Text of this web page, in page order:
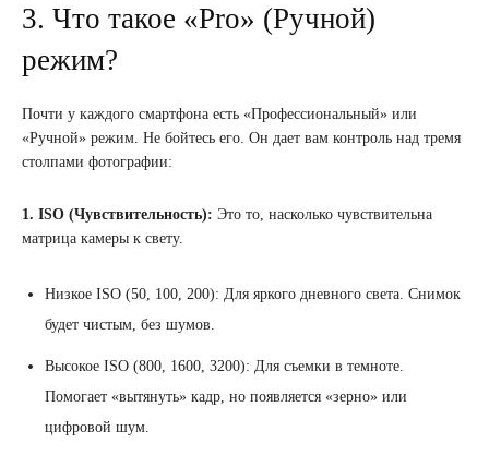
3. Что такое «Pro» (Ручной)
режим?
Почти у каждого смартфона есть «Профессиональный» или
«Ручной» режим. Не бойтесь его. Он дает вам контроль над тремя
столпами фотографии:
1. ISO (Чувствительность): Это то, насколько чувствительна
матрица камеры к свету.
Низкое ISO (50, 100, 200): Для яркого дневного света. Снимок
будет чистым, без шумов.
Высокое ISO (800, 1600, 3200): Для съемки в темноте.
Помогает «вытянуть» кадр, но появляется «зерно» или
цифровой шум.